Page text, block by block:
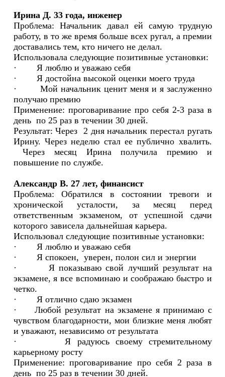
Ирина Д. 33 года, инженер
Проблема: Начальник давал ей самую трудную
работу, в то же время больше всех ругал, а премии
доставались тем, кто ничего не делал.
Использовала следующие позитивные установки:
· Я люблю и уважаю себя
· Я достойна высокой оценки моего труда
· Мой начальник ценит меня и я заслуженно
получаю премию
Применение: проговаривание про себя 2-3 раза в
день по 25 раз в течении 30 дней.
Результат: Через 2 дня начальник перестал ругать
Ирину. Через неделю стал ее публично хвалить.
Через месяц Ирина получила премию и
повышение по службе.
Александр В. 27 лет, финансист
Проблема: Обратился в состоянии тревоги и
хронической усталости, за месяц перед
ответственным экзаменом, от успешной сдачи
которого зависела дальнейшая карьера.
Использовал следующие позитивные установки:
· Я люблю и уважаю себя
· Я спокоен, уверен, полон сил и энергии
· Я показываю свой лучший результат на
экзамене, я все вспоминаю и соображаю быстро и
четко.
· Я отлично сдаю экзамен
· Любой результат на экзамене я принимаю с
чувством благодарности, мои близкие меня любят
и уважают, независимо от результата
· Я радуюсь своему стремительному
карьерному росту
Применение: проговаривание про себя 2 раза в
день по 25 раз в течении 30 дней.